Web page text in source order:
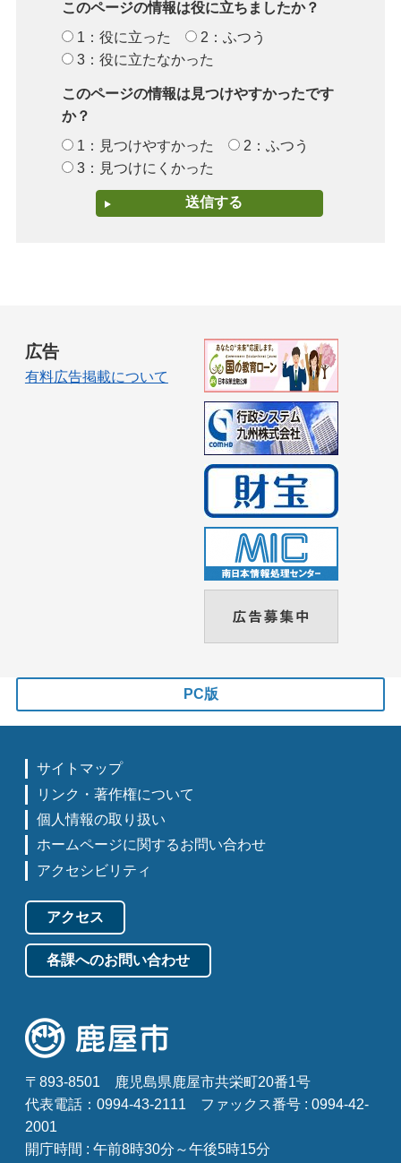
このページの情報は役に立ちましたか？
1：役に立った
2：ふつう
3：役に立たなかった
このページの情報は見つけやすかったです
か？
1：見つけやすかった
2：ふつう
3：見つけにくかった
広告
有料広告掲載について
PC版
サイトマップ
リンク・著作権について
個人情報の取り扱い
ホームページに関するお問い合わせ
アクセシビリティ
アクセス
各課へのお問い合わせ
〒893-8501
鹿児島県鹿屋市共栄町20番1号
代表電話：0994-43-2111
ファックス番号 : 0994-42-
2001
開庁時間 : 午前8時30分～午後5時15分